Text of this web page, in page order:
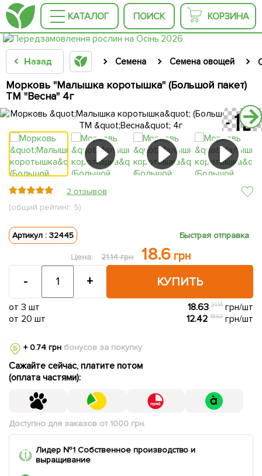
КАТАЛОГ ПОИСК КОРЗИНА
Назад Семена Семена овощей
Морковь "Малышка коротышка" (Большой пакет)
ТМ "Весна" 4г
2 отзывов
(общий рейтинг: 5)
Артикул : 32445 Быстрая отправка
Цена: 21.14 грн 18.6грн
КУПИТЬ
- +
от 3 шт 18.6321.14 грн/шт
от 20 шт
12.4218.63 грн/шт
+ 0.74 грнбонусов за покупку
Сажайте сейчас, платите потом
(оплата частями):
Доступно для заказов от 1000 грн.
Лидер №1 Собственное производство и
выращивание